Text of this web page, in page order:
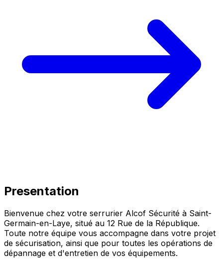
Presentation
Bienvenue chez votre serrurier Alcof Sécurité à Saint-
Germain-en-Laye, situé au 12 Rue de la République.
Toute notre équipe vous accompagne dans votre projet
de sécurisation, ainsi que pour toutes les opérations de
dépannage et d'entretien de vos équipements.